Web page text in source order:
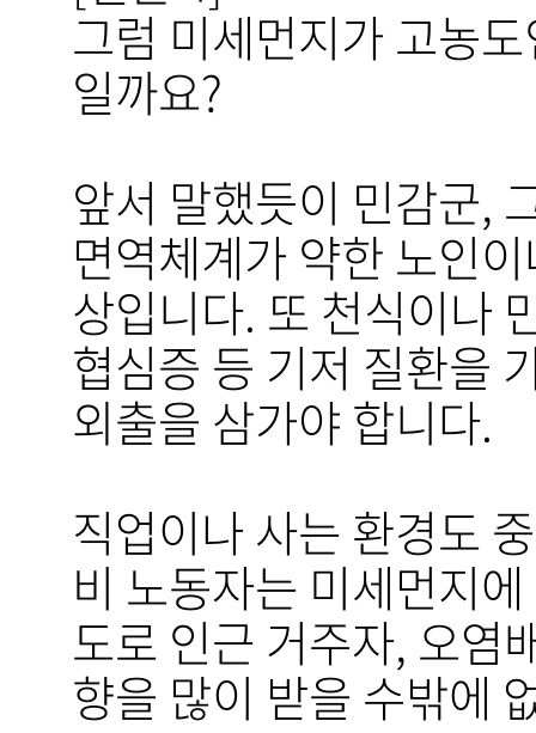
그럼 미세먼지가 고농
일까요?​
앞서 말했듯이 민감군,
면역체계가 약한 노인
상입니다. 또 천식이나
협심증 등 기저 질환을
외출을 삼가야 합니다.
직업이나 사는 환경도
비 노동자는 미세먼지
도로 인근 거주자, 오염
향을 많이 받을 수밖에